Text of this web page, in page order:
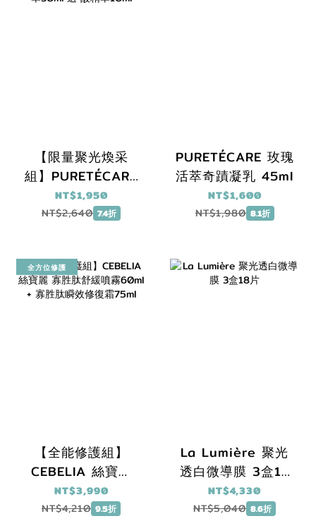
【限量聚光煥采
組】PURETÉCARE
聚光煥顏酸精華
30ml 送 酸精華
NT$1,950
NT$2,640 7.4折
PURETÉCARE 玫瑰
活萃奇蹟凝乳 45ml
NT$1,600
NT$1,980 8.1折
全方位修護
【全能修護組】
CEBELIA 絲寶麗
寡胜肽舒緩噴霧
60ml + 寡胜肽瞬效
NT$3,990
NT$4,210 9.5折
La Lumière 聚光
透白微導膜 3盒18
片
NT$4,330
NT$5,040 8.6折